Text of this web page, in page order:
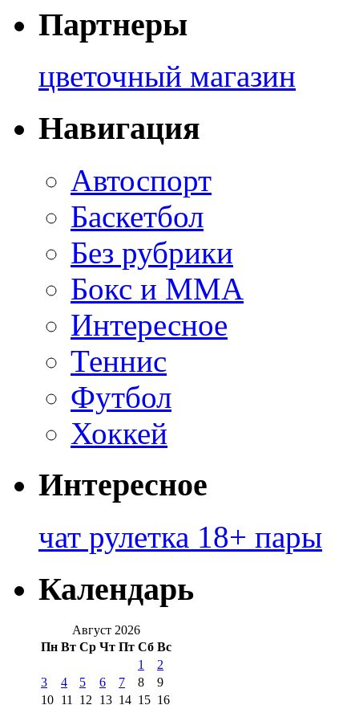
Партнеры
цветочный магазин
Навигация
Автоспорт
Баскетбол
Без рубрики
Бокс и ММА
Интересное
Теннис
Футбол
Хоккей
Интересное
чат рулетка 18+ пары
Календарь
Август 2026
Пн Вт Ср Чт Пт Сб Вс
1
2
3
4 5 6 7 8
9
10 11 12 13 14 15 16